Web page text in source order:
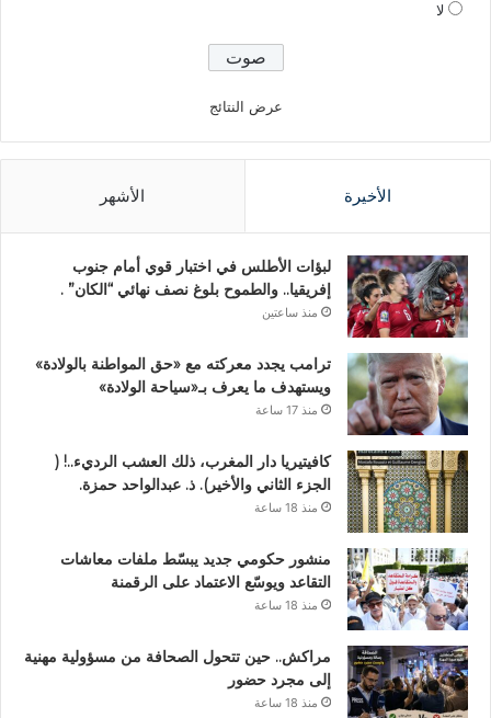
لا
عرض النتائج
الأخيرة الأشهر
لبؤات الأطلس في اختبار قوي أمام جنوب
إفريقيا.. والطموح بلوغ نصف نهائي “الكان” .
منذ ساعتين
ترامب يجدد معركته مع «حق المواطنة بالولادة»
ويستهدف ما يعرف بـ«سياحة الولادة»
منذ 17 ساعة
كافيتيريا دار المغرب، ذلك العشب الرديء..! (
الجزء الثاني والأخير). ذ. عبدالواحد حمزة.
منذ 18 ساعة
منشور حكومي جديد يبسّط ملفات معاشات
التقاعد ويوسّع الاعتماد على الرقمنة
منذ 18 ساعة
مراكش.. حين تتحول الصحافة من مسؤولية مهنية
إلى مجرد حضور
منذ 18 ساعة